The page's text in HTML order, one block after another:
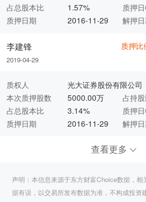
占总股本比
1.57% 质押
质押日期
2016-11-29 解押
李建锋
2019-04-29
质押
质权人
光大证券股份有限公司
本次质押股数
5000.00万 占持
占总股本比
3.14% 质押
质押日期
2016-11-29 解押
查看更多
声明：本信息来源于东方财富Choice数据，相
据有误，以交易所发布数据为准，不构成投资建